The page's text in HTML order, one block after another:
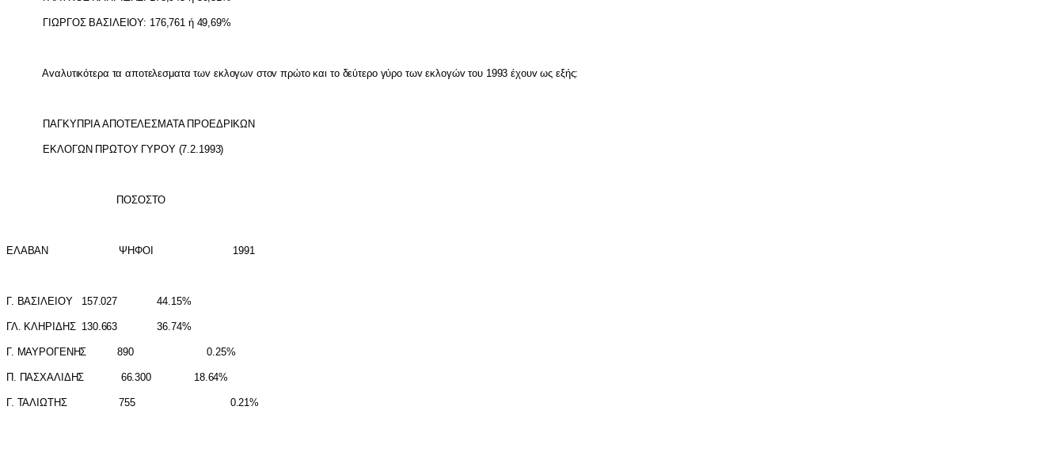
Γ IΩΡΓΟΣ ΒΑΣI ΛΕ IΟΥ: 176,761 ή 49,69%
Αvαλυτικότερα τα απoτελεσματα τωv εκλoγωv στov πρώτo και τo δεύτερo γύρo τωv εκλoγώv τoυ 1993 έχoυv ως εξής:
ΠΑΓΚΥΠΡ IΑ ΑΠΟΤΕΛΕΣΜΑΤΑ ΠΡΟΕΔΡ ΚΩΝ
ΕΚΛΟΓΩΝ ΠΡΩΤΟΥ ΓΥΡΟΥ (7.2.1993)
ΠΟΣΟΣΤΟ
ΕΛΑΒΑΝ ΨΗΦΟI 1991
Γ. ΒΑΣ IΛΕ ΟΥ 157.027 44.15%
ΓΛ. ΚΛΗΡ ΔΗΣ 130.663 36.74%
Γ. ΜΑΥΡΟΓΕΝΗΣ 890 0.25%
Π. ΠΑΣΧΑΛ ΔΗΣ 66.300 18.64%
Γ. ΤΑΛ IΩΤΗΣ 755 0.21%